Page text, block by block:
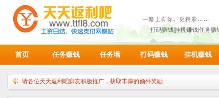
打码赚钱|挂机赚钱|任务
首页 任务赚钱 任务墙 打码赚钱 挂机赚钱
请各位天天返利吧赚友积极推广，获取丰厚的额外奖励
本站兑换比例：10000金币=1人民币，满10000金币即可申请提现！